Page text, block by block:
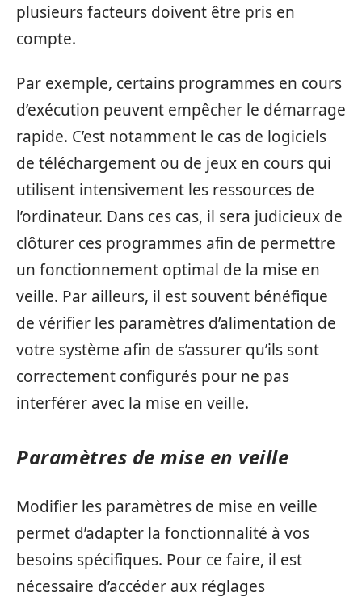
plusieurs facteurs doivent être pris en
compte.
Par exemple, certains programmes en cours
d’exécution peuvent empêcher le démarrage
rapide. C’est notamment le cas de logiciels
de téléchargement ou de jeux en cours qui
utilisent intensivement les ressources de
l’ordinateur. Dans ces cas, il sera judicieux de
clôturer ces programmes afin de permettre
un fonctionnement optimal de la mise en
veille. Par ailleurs, il est souvent bénéfique
de vérifier les paramètres d’alimentation de
votre système afin de s’assurer qu’ils sont
correctement configurés pour ne pas
interférer avec la mise en veille.
Paramètres de mise en veille
Modifier les paramètres de mise en veille
permet d’adapter la fonctionnalité à vos
besoins spécifiques. Pour ce faire, il est
nécessaire d’accéder aux réglages